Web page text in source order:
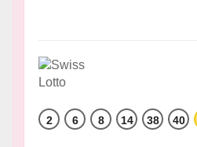
2 6 8 14 38 40